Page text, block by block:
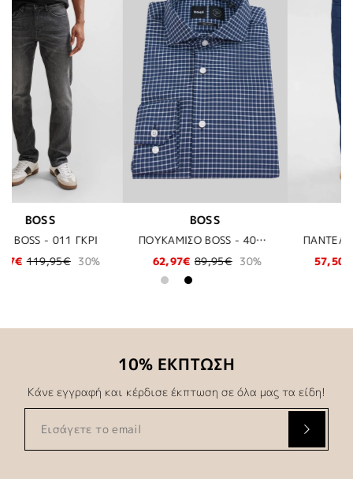
ΠΟΥΚΑΜΙΣΟ BOSS - 405 ΜΠΛΕ
ΠΑΝΤΕΛΟΝΙ NUMPH - 3013 MEDIUM BLUE DENIM
57,50€
115,00€ 50%
159,56€
189,95€ 16%
10% ΕΚΠΤΩΣΗ
Κάνε εγγραφή και κέρδισε έκπτωση σε όλα μας τα είδη!